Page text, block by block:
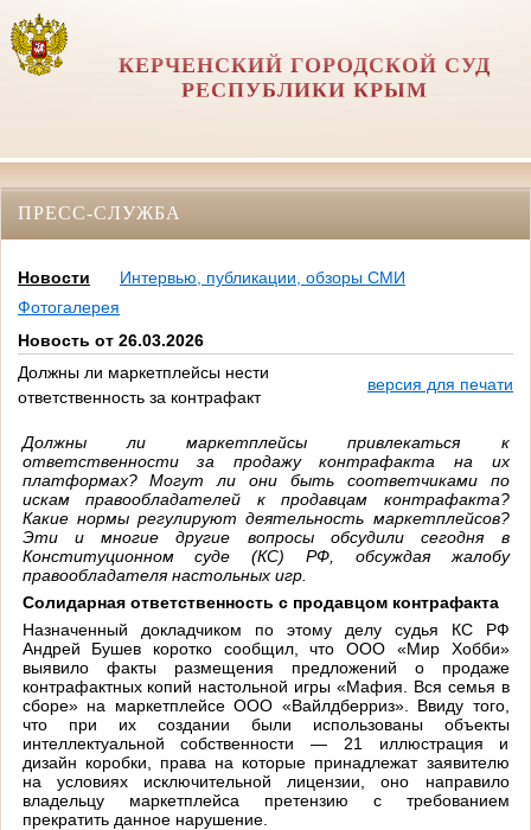
КЕРЧЕНСКИЙ ГОРОДСКОЙ СУД
РЕСПУБЛИКИ КРЫМ
ПРЕСС-СЛУЖБА
Новости
Интервью, публикации, обзоры СМИ
Фотогалерея
Новость от 26.03.2026
Должны ли маркетплейсы нести
ответственность за контрафакт
версия для печати
Должны ли маркетплейсы привлекаться к
ответственности за продажу контрафакта на их
платформах? Могут ли они быть соответчиками по
искам правообладателей к продавцам контрафакта?
Какие нормы регулируют деятельность маркетплейсов?
Эти и многие другие вопросы обсудили сегодня в
Конституционном суде (КС) РФ, обсуждая жалобу
правообладателя настольных игр.
Солидарная ответственность с продавцом контрафакта
Назначенный докладчиком по этому делу судья КС РФ
Андрей Бушев коротко сообщил, что ООО «Мир Хобби»
выявило факты размещения предложений о продаже
контрафактных копий настольной игры «Мафия. Вся семья в
сборе» на маркетплейсе ООО «Вайлдберриз». Ввиду того,
что при их создании были использованы объекты
интеллектуальной собственности — 21 иллюстрация и
дизайн коробки, права на которые принадлежат заявителю
на условиях исключительной лицензии, оно направило
владельцу маркетплейса претензию с требованием
прекратить данное нарушение.